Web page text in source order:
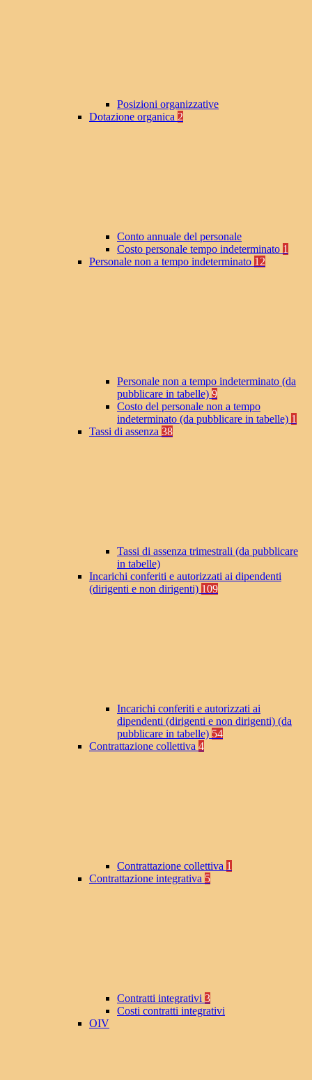
Posizioni organizzative
Dotazione organica 2
Conto annuale del personale
Costo personale tempo indeterminato 1
Personale non a tempo indeterminato 12
Personale non a tempo indeterminato (da
pubblicare in tabelle) 9
Costo del personale non a tempo
indeterminato (da pubblicare in tabelle) 1
Tassi di assenza 38
Tassi di assenza trimestrali (da pubblicare
in tabelle)
Incarichi conferiti e autorizzati ai dipendenti
(dirigenti e non dirigenti) 109
Incarichi conferiti e autorizzati ai
dipendenti (dirigenti e non dirigenti) (da
pubblicare in tabelle) 54
Contrattazione collettiva 4
Contrattazione collettiva 1
Contrattazione integrativa 5
Contratti integrativi 3
Costi contratti integrativi
OIV